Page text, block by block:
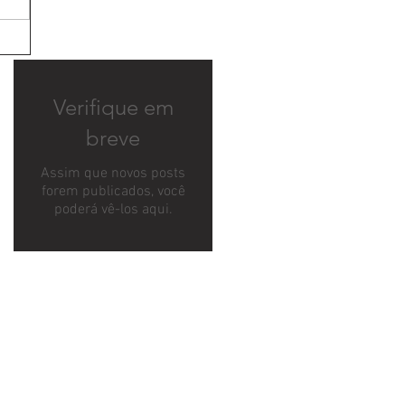
Verifique em
breve
Assim que novos posts
forem publicados, você
poderá vê-los aqui.